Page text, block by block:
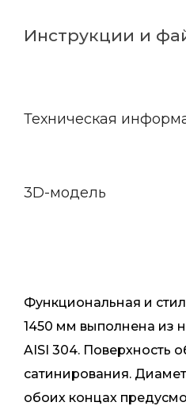
Инструкции и
Техническая
3D-модель
Функциональная и
1450 мм выполнена из
AISI 304. Поверхность
сатинирования.
обоих концах